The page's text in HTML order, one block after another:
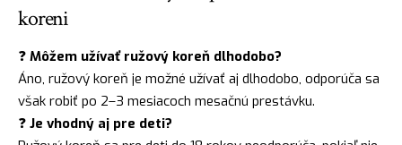
koreni
❓ Môžem užívať ružový koreň dlhodobo?
Áno, ružový koreň je možné užívať aj dlhodobo, odporúča sa
však robiť po 2–3 mesiacoch mesačnú prestávku.
❓ Je vhodný aj pre deti?